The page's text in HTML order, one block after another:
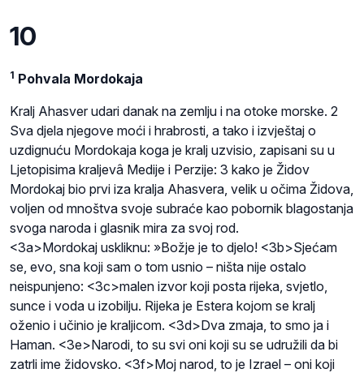
10
1 Pohvala Mordokaja
Kralj Ahasver udari danak na zemlju i na otoke morske. 2
Sva djela njegove moći i hrabrosti, a tako i izvještaj o
uzdignuću Mordokaja koga je kralj uzvisio, zapisani su u
Ljetopisima kraljevâ Medije i Perzije: 3 kako je Židov
Mordokaj bio prvi iza kralja Ahasvera, velik u očima Židova,
voljen od mnoštva svoje subraće kao pobornik blagostanja
svoga naroda i glasnik mira za svoj rod.
<3a>Mordokaj uskliknu: »Božje je to djelo! <3b>Sjećam
se, evo, sna koji sam o tom usnio – ništa nije ostalo
neispunjeno: <3c>malen izvor koji posta rijeka, svjetlo,
sunce i voda u izobilju. Rijeka je Estera kojom se kralj
oženio i učinio je kraljicom. <3d>Dva zmaja, to smo ja i
Haman. <3e>Narodi, to su svi oni koji su se udružili da bi
zatrli ime židovsko. <3f>Moj narod, to je Izrael – oni koji